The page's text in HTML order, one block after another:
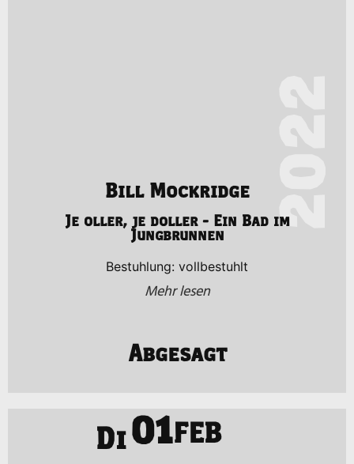
Bill Mockridge
Je oller, je doller - Ein Bad im
Jungbrunnen
Bestuhlung: vollbestuhlt
Mehr lesen
Abgesagt
Di01FEB